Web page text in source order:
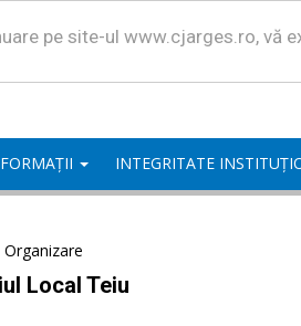
pe site-ul www.cjarges.ro, vă
INTEGRITATE
Organizare
Local Teiu